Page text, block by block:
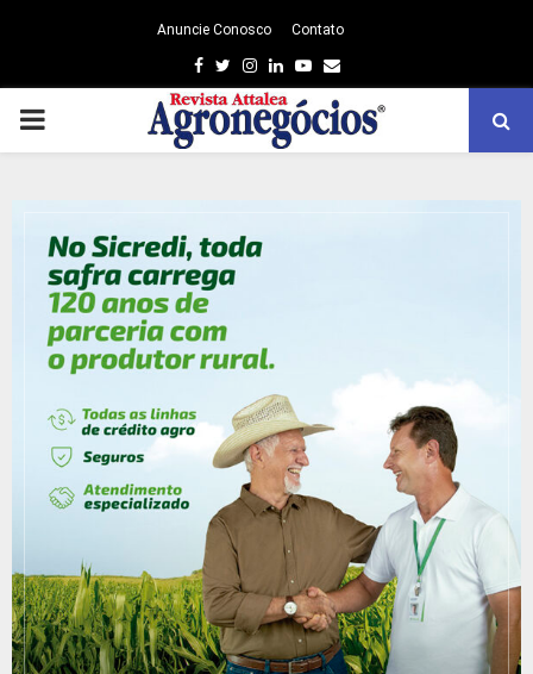
Anuncie Conosco Contato
Facebook
TwitterInstagram
LinkedinYoutube
Email
PRIMARY